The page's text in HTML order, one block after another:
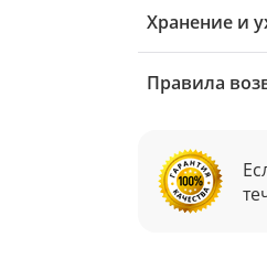
Хранение и
Правила